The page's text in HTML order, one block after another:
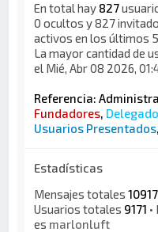
En total hay 827
0 ocultos y 827
activos en los últimos
La mayor cantidad de
el Mié, Abr 08 2026,
Referencia:
Fundadores,
Usuarios Presentados,
Estadísticas
Mensajes totales
Usuarios totales 9171
es marlonluft